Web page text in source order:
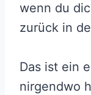
wenn du
zurück in
Das ist ein
nirgendwo